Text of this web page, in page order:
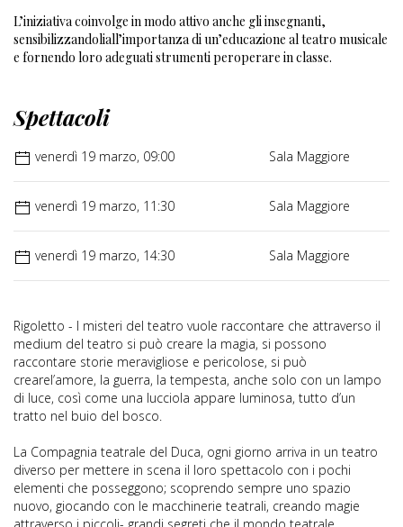
L’iniziativa coinvolge in modo attivo anche gli insegnanti,
sensibilizzandoliall’importanza di un’educazione al teatro musicale
e fornendo loro adeguati strumenti peroperare in classe.
Spettacoli
venerdì 19 marzo, 09:00 Sala Maggiore
venerdì 19 marzo, 11:30 Sala Maggiore
venerdì 19 marzo, 14:30 Sala Maggiore
Rigoletto - I misteri del teatro vuole raccontare che attraverso il
medium del teatro si può creare la magia, si possono
raccontare storie meravigliose e pericolose, si può
crearel’amore, la guerra, la tempesta, anche solo con un lampo
di luce, così come una lucciola appare luminosa, tutto d’un
tratto nel buio del bosco.
La Compagnia teatrale del Duca, ogni giorno arriva in un teatro
diverso per mettere in scena il loro spettacolo con i pochi
elementi che posseggono; scoprendo sempre uno spazio
nuovo, giocando con le macchinerie teatrali, creando magie